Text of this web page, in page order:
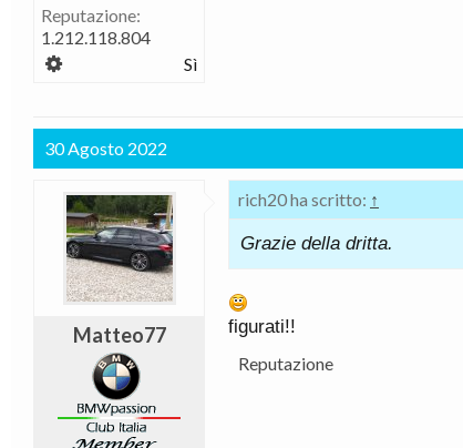
Reputazione:
1.212.118.804
Sì
30 Agosto 2022
Matteo77
rich20 ha scritto: ↑
Grazie della dritta.
figurati!!
Reputazione